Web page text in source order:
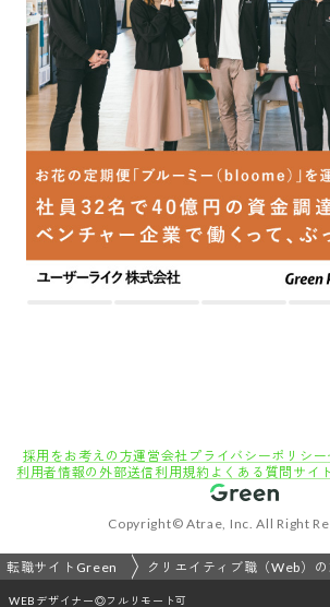
採用をお考えの方運営会社 プライバシーポリシー
利用者情報の外部送信利用規約 よくある質問 サイ
Copyright© Atrae, Inc. All Right
転職サイトGreen クリエイティブ職（Web）の
WEBデザイナー◎フルリモート可